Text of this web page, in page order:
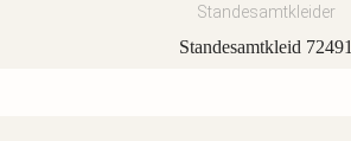
Standesamtkleider
Standesamtkleid 72491